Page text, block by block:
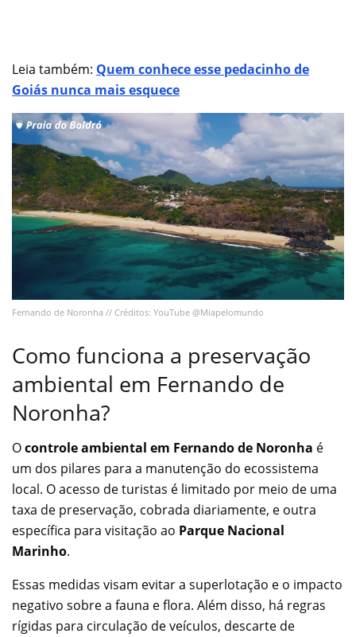
Leia também: Quem conhece esse pedacinho de
Goiás nunca mais esquece
Fernando de Noronha // Créditos: YouTube @Miapelomundo
Como funciona a preservação
ambiental em Fernando de
Noronha?
Ocontrole ambiental em Fernando de Noronha é
um dos pilares para a manutenção do ecossistema
local. O acesso de turistas é limitado por meio de uma
taxa de preservação, cobrada diariamente, e outra
específica para visitação ao Parque Nacional
Marinho.
Essas medidas visam evitar a superlotação e o impacto
negativo sobre a fauna e flora. Além disso, há regras
rígidas para circulação de veículos, descarte de